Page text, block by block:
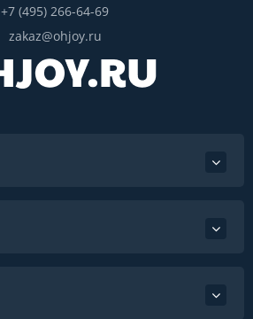
+7 (495) 266-64-69
zakaz@ohjoy.ru